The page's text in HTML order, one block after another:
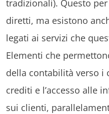
tradizionali). Questo
diretti, ma esistono
legati ai servizi che
Elementi che
della contabilità verso i
crediti e l’accesso alle
sui clienti,